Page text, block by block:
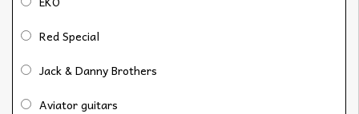
Red Special
Jack & Danny Brothers
Aviator guitars